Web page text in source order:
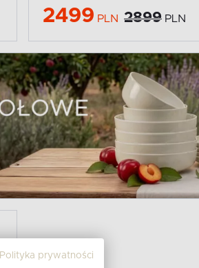
2499 PLN 2899 PLN
Polityka prywatności